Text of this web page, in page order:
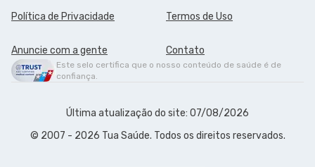
Política de Privacidade Termos de Uso
Anuncie com a gente Contato
Este selo certifica que o nosso conteúdo de saúde é de
confiança.
Última atualização do site: 07/08/2026
© 2007 - 2026 Tua Saúde. Todos os direitos reservados.